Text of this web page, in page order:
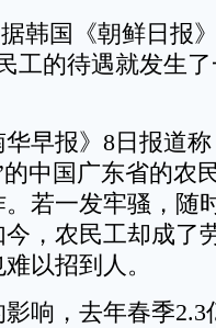
国《朝鲜日报
工的待遇就发生
报》8日报道称
中国广东省的农
若一发牢骚，随
，农民工却成了
以招到人。
，去年春季2.3